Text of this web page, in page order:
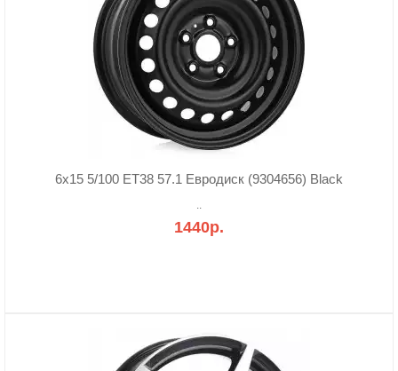
6x15 5/100 ET38 57.1 Евродиск (9304656) Black
..
1440р.